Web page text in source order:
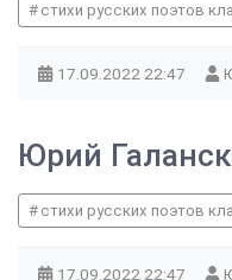
стихи русских поэтов
17.09.2022 22:47
Юрий
стихи русских поэтов
17.09.2022 22:47